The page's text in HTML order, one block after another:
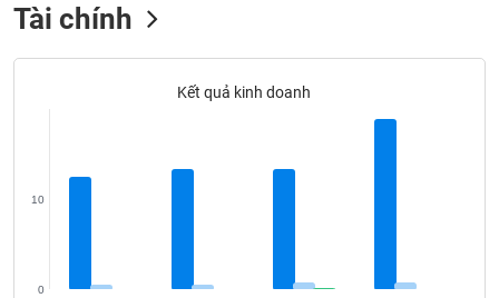
Tài chính
Kết quả kinh doanh
0
10
Tất cả